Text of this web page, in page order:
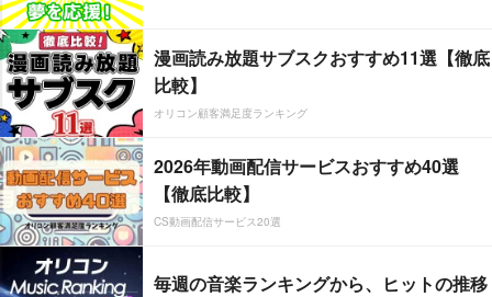
漫画読み放題サブスクおすすめ11選【徹底
比較】
オリコン顧客満足度ランキング
2026年動画配信サービスおすすめ40選
【徹底比較】
CS動画配信サービス20選
毎週の音楽ランキングから、ヒットの推移